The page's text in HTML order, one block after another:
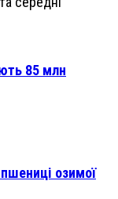
85 млн
озимої